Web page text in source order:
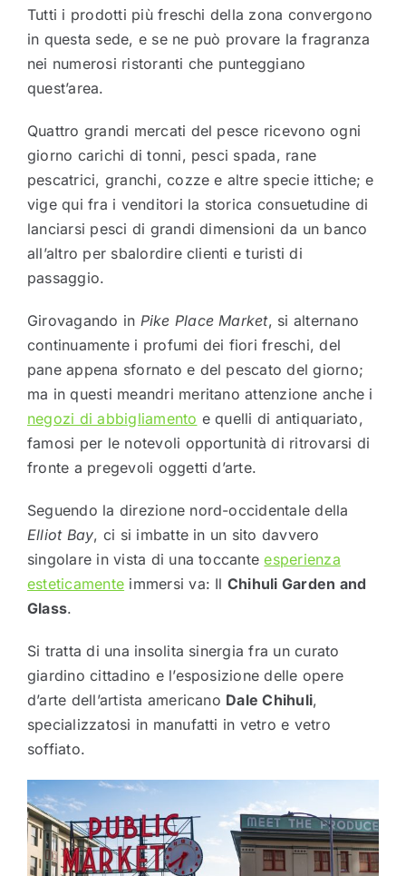
Tutti i prodotti più freschi della zona convergono
in questa sede, e se ne può provare la fragranza
nei numerosi ristoranti che punteggiano
quest’area.
Quattro grandi mercati del pesce ricevono ogni
giorno carichi di tonni, pesci spada, rane
pescatrici, granchi, cozze e altre specie ittiche; e
vige qui fra i venditori la storica consuetudine di
lanciarsi pesci di grandi dimensioni da un banco
all’altro per sbalordire clienti e turisti di
passaggio.
Girovagando in Pike Place Market, si alternano
continuamente i profumi dei fiori freschi, del
pane appena sfornato e del pescato del giorno;
ma in questi meandri meritano attenzione anche i
negozi di abbigliamento e quelli di antiquariato,
famosi per le notevoli opportunità di ritrovarsi di
fronte a pregevoli oggetti d’arte.
Seguendo la direzione nord-occidentale della
Elliot Bay, ci si imbatte in un sito davvero
singolare in vista di una toccanteesperienza
esteticamente immersi va: Il Chihuli Garden and
Glass.
Si tratta di una insolita sinergia fra un curato
giardino cittadino e l’esposizione delle opere
d’arte dell’artista americano Dale Chihuli,
specializzatosi in manufatti in vetro e vetro
soffiato.